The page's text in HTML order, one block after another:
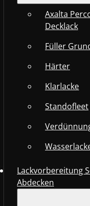
Axalta
Decklack
Füller
Härter
Klarlacke
Standofleet
Lackvorbereitung
Abdecken